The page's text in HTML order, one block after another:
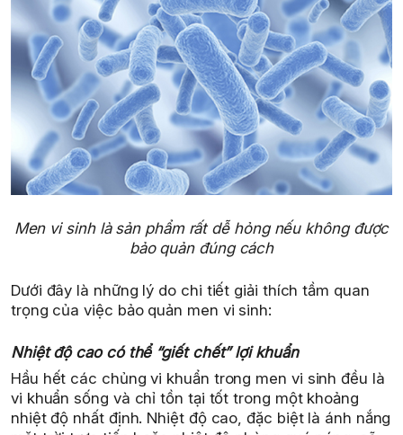
Men vi sinh là sản phẩm rất dễ hỏng nếu không được
bảo quản đúng cách
Dưới đây là những lý do chi tiết giải thích tầm quan
trọng của việc bảo quản men vi sinh:
Nhiệt độ cao có thể “giết chết” lợi khuẩn
Hầu hết các chủng vi khuẩn trong men vi sinh đều là
vi khuẩn sống và chỉ tồn tại tốt trong một khoảng
nhiệt độ nhất định. Nhiệt độ cao, đặc biệt là ánh nắng